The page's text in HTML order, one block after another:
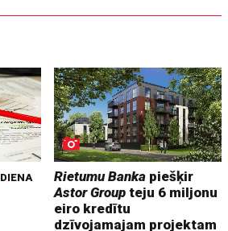
DIENA Rietumu Banka piešķir
Astor Group teju 6 miljonu
eiro kredītu
dzīvojamajam projektam